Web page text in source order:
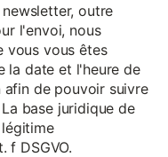
outre
l'envoi, nous
vous vous êtes
la date et l'heure de
de pouvoir suivre
base juridique de
f DSGVO.